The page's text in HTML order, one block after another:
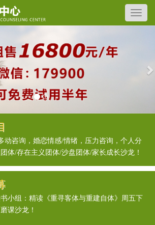
动咨询，婚恋情感/情绪，压力咨询，个人分
体/存在主义团体/沙盘团体/家长成长沙龙！
小组：精读《重寻客体与重建自体》周五下
课沙龙！